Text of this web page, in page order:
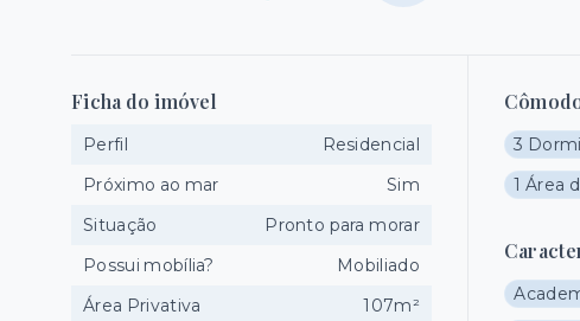
3
1 Área
Ficha do imóvel
Perfil
Residencial
Próximo ao mar
Sim
Situação
Pronto para morar
Possui mobília?
Mobiliado
Área Privativa
107m²